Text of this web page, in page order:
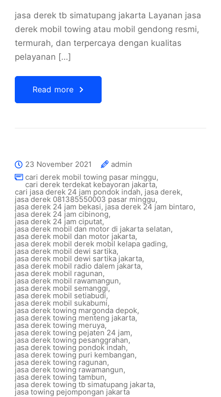
jasa derek tb simatupang jakarta Layanan jasa
derek mobil towing atau mobil gendong resmi,
termurah, dan terpercaya dengan kualitas
pelayanan […]
Read more
23 November 2021
admin
cari derek mobil towing pasar minggu,
cari derek terdekat kebayoran jakarta,
cari jasa derek 24 jam pondok indah, jasa derek,
jasa derek 081385550003 pasar minggu,
jasa derek 24 jam bekasi, jasa derek 24 jam bintaro,
jasa derek 24 jam cibinong,
jasa derek 24 jam ciputat,
jasa derek mobil dan motor di jakarta selatan,
jasa derek mobil dan motor jakarta,
jasa derek mobil derek mobil kelapa gading,
jasa derek mobil dewi sartika,
jasa derek mobil dewi sartika jakarta,
jasa derek mobil radio dalem jakarta,
jasa derek mobil ragunan,
jasa derek mobil rawamangun,
jasa derek mobil semanggi,
jasa derek mobil setiabudi,
jasa derek mobil sukabumi,
jasa derek towing margonda depok,
jasa derek towing menteng jakarta,
jasa derek towing meruya,
jasa derek towing pejaten 24 jam,
jasa derek towing pesanggrahan,
jasa derek towing pondok indah,
jasa derek towing puri kembangan,
jasa derek towing ragunan,
jasa derek towing rawamangun,
jasa derek towing tambun,
jasa derek towing tb simatupang jakarta,
jasa towing pejompongan jakarta